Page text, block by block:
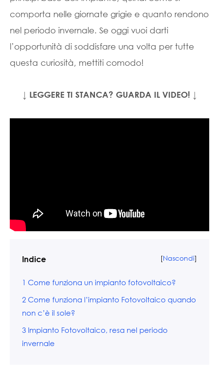
comporta nelle giornate grigie e quanto rendono
nel periodo invernale. Se oggi vuoi darti
l’opportunità di soddisfare una volta per tutte
questa curiosità, mettiti comodo!
↓ LEGGERE TI STANCA? GUARDA IL VIDEO! ↓
Indice [Nascondi]
1 Come funziona un impianto fotovoltaico?
2 Come funziona l’impianto Fotovoltaico quando
non c’è il sole?
3 Impianto Fotovoltaico, resa nel periodo
invernale